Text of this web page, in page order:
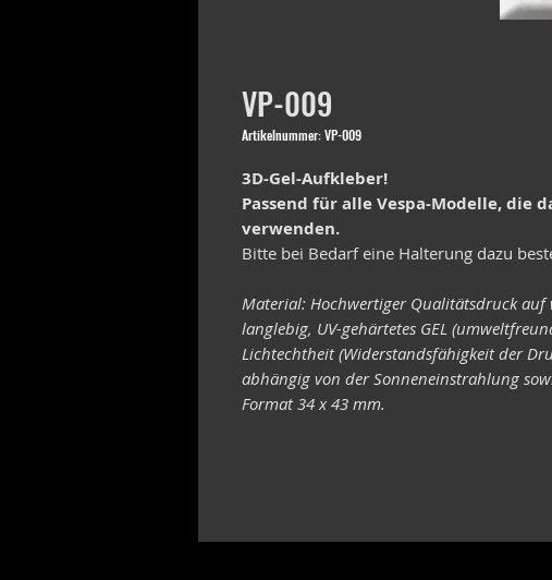
VP-009
Artikelnummer: VP-009
3D-Gel-Aufkleber!
Passend für alle Vespa-Modelle, die
verwenden.
Bitte bei Bedarf eine Halterung dazu
Material: Hochwertiger Qualitätsdruck auf
langlebig, UV-gehärtetes GEL
Lichtechtheit (Widerstandsfähigkeit der
abhängig von der Sonneneinstrahlung
Format 34 x 43 mm.